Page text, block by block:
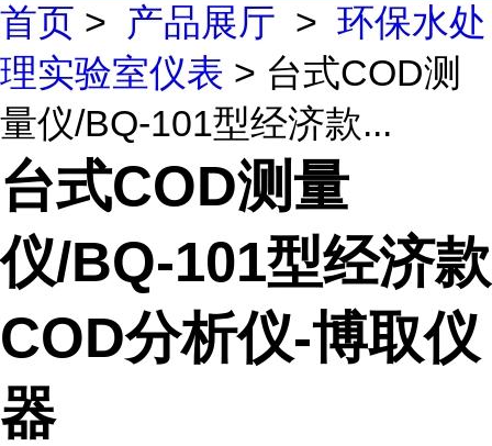
首页 > 产品展厅 > 环保水处
理实验室仪表 > 台式COD测
量仪/BQ-101型经济款...
台式COD测量
仪/BQ-101型经济款
COD分析仪-博取仪
器